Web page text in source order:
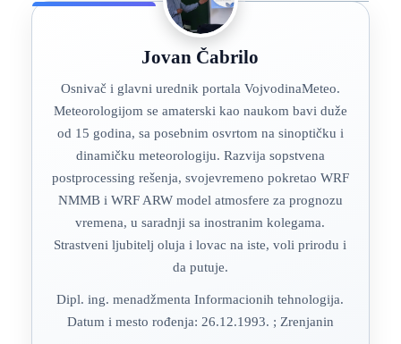
Jovan Čabrilo
Osnivač i glavni urednik portala VojvodinaMeteo.
Meteorologijom se amaterski kao naukom bavi duže
od 15 godina, sa posebnim osvrtom na sinoptičku i
dinamičku meteorologiju. Razvija sopstvena
postprocessing rešenja, svojevremeno pokretao WRF
NMMB i WRF ARW model atmosfere za prognozu
vremena, u saradnji sa inostranim kolegama.
Strastveni ljubitelj oluja i lovac na iste, voli prirodu i
da putuje.
Dipl. ing. menadžmenta Informacionih tehnologija.
Datum i mesto rođenja: 26.12.1993. ; Zrenjanin